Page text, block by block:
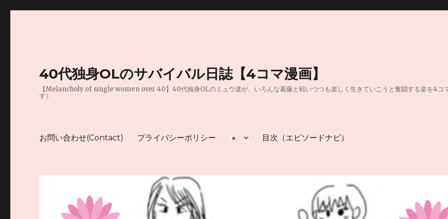
40代独身OLのサバイバル日誌【4コマ漫画】
【Melancholy of single women over 40】40代独身OLのミュウ達が、いろんな葛藤と戦いつつも楽しく生きていこうと奮闘する姿を4コ
す）
お問い合わせ(Contact) プライバシーポリシー 目次（エピソードナビ）